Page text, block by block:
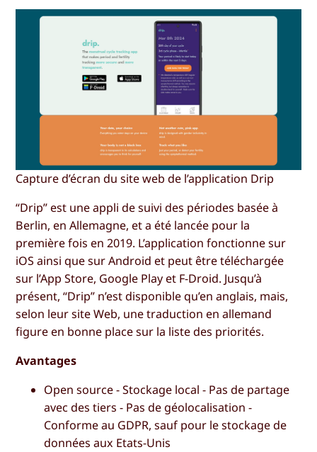
Capture d’écran du site web de l’application Drip
“Drip” est une appli de suivi des périodes basée à
Berlin, en Allemagne, et a été lancée pour la
première fois en 2019. L’application fonctionne sur
iOS ainsi que sur Android et peut être téléchargée
sur l’App Store, Google Play et F-Droid. Jusqu’à
présent, “Drip” n’est disponible qu’en anglais, mais,
selon leur site Web, une traduction en allemand
figure en bonne place sur la liste des priorités.
Avantages
Open source - Stockage local - Pas de partage
avec des tiers - Pas de géolocalisation -
Conforme au GDPR, sauf pour le stockage de
données aux Etats-Unis